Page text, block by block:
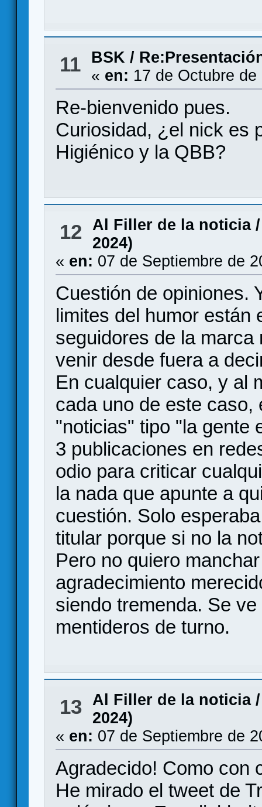
11 BSK /
« en: 17 de Octubre
Re-bienvenido pues.
Curiosidad, ¿el nick es
Higiénico y la QBB?
12 Al Filler de la noticia
2024)
« en: 07 de Septiembre de
Cuestión de opiniones.
limites del humor están
seguidores de la
venir desde fuera a
En cualquier caso, y al
cada uno de este caso,
"noticias" tipo "la gente
3 publicaciones en
odio para criticar
la nada que apunte a
cuestión. Solo
titular porque si no la
Pero no quiero
agradecimiento
siendo tremenda. Se
mentideros de turno.
13 Al Filler de la noticia
2024)
« en: 07 de Septiembre de
Agradecido! Como con
He mirado el tweet de